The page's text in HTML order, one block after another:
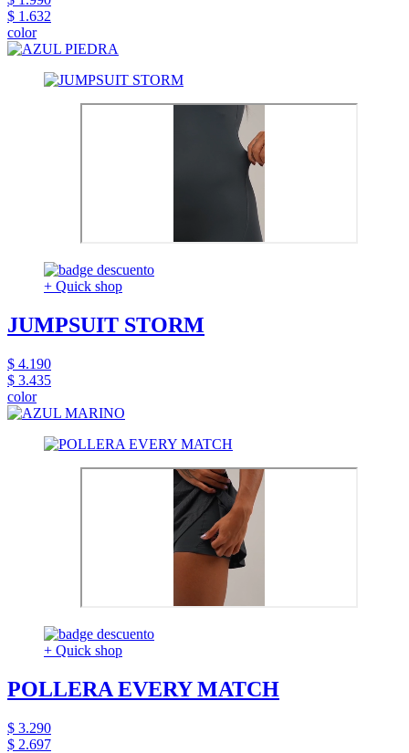
$ 1.632
color
+ Quick shop
JUMPSUIT STORM
$ 4.190
$ 3.435
color
+ Quick shop
POLLERA EVERY MATCH
$ 3.290
$ 2.697